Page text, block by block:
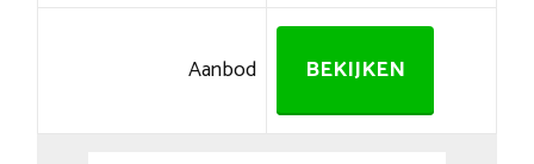
Aanbod BEKIJKEN